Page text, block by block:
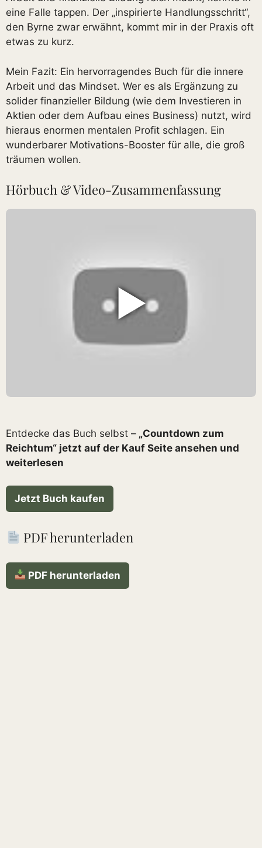
eine Falle tappen. Der „inspirierte Handlungsschritt“,
den Byrne zwar erwähnt, kommt mir in der Praxis oft
etwas zu kurz.
Mein Fazit: Ein hervorragendes Buch für die innere
Arbeit und das Mindset. Wer es als Ergänzung zu
solider finanzieller Bildung (wie dem Investieren in
Aktien oder dem Aufbau eines Business) nutzt, wird
hieraus enormen mentalen Profit schlagen. Ein
wunderbarer Motivations-Booster für alle, die groß
träumen wollen.
Hörbuch & Video-Zusammenfassung
▶
Entdecke das Buch selbst – „Countdown zum
Reichtum“ jetzt auf der Kauf Seite ansehen und
weiterlesen
Jetzt Buch kaufen
PDF herunterladen
PDF herunterladen